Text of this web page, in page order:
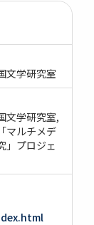
文学研究室
文学研究室
マルチメデ
」プロジェ